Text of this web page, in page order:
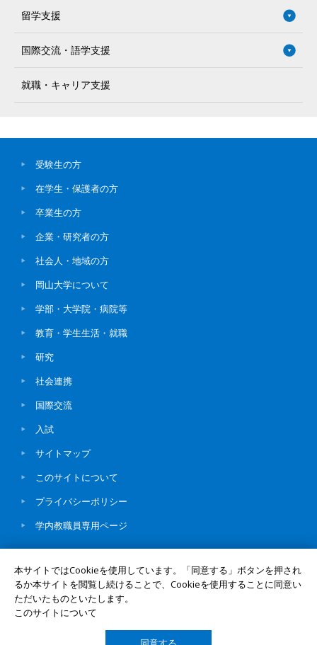
留学支援
国際交流・語学支援
就職・キャリア支援
受験生の方
在学生・保護者の方
卒業生の方
企業・研究者の方
社会人・地域の方
岡山大学について
学部・大学院・病院等
教育・学生生活・就職
研究
社会連携
国際交流
入試
サイトマップ
このサイトについて
プライバシーポリシー
学内教職員専用ページ
© Okayama University
本サイトではCookieを使用しています。「同意する」ボタンを押され
るか本サイトを閲覧し続けることで、Cookieを使用することに同意い
ただいたものといたします。
このサイトについて